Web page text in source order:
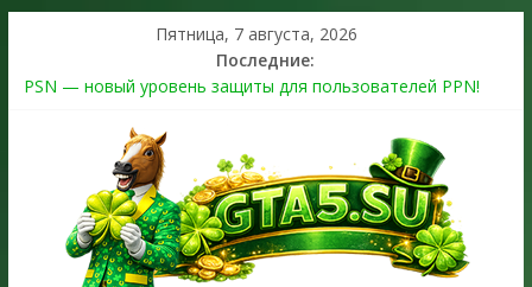
Пятница, 7 августа, 2026
Последние:
PSN — новый уровень защиты для пользователей PPN!
The Kortz Center Heist выйдет в GTA Online уже 14 июля
Регистрация в Rockstar Games Social Club ошибка #1.500.7:
как зарегистрировать аккаунт и войти без проблем в 2026
Получайте особые награды в GTA Online по программе
Fine Art Collector